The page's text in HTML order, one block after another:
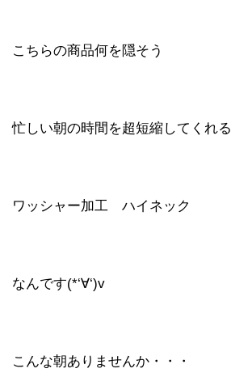
こちらの商品何を隠そう
忙しい朝の時間を超短縮してくれる
ワッシャー加工 ハイネック
なんです(*‘∀‘)v
こんな朝ありませんか・・・